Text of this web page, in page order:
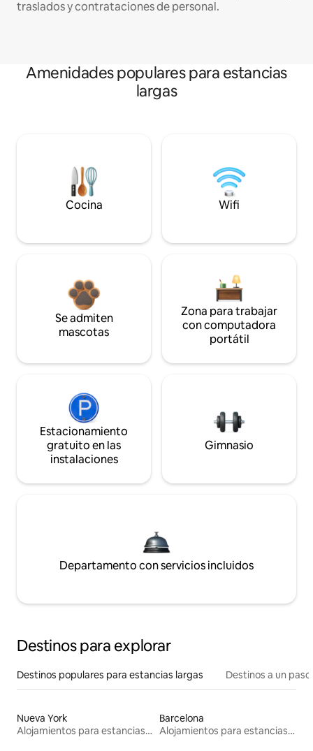
traslados y contrataciones de personal.
Amenidades populares para estancias
largas
Cocina Wifi
Se admiten
mascotas
Zona para trabajar
con computadora
portátil
Estacionamiento
gratuito en las
instalaciones
Gimnasio
Departamento con servicios incluidos
Destinos para explorar
Destinos populares para estancias largas Destinos a un
Nueva York
Alojamientos para estancias largas
Barcelona
Alojamientos para estancias largas